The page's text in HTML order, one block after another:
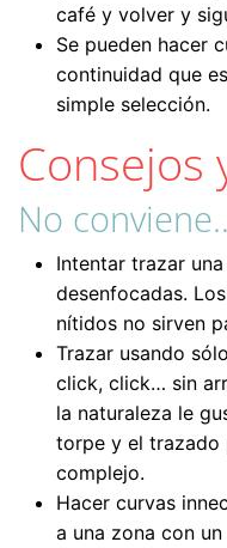
café y volver y
Se pueden hacer
continuidad que
simple selección.
Consejos
No
Intentar trazar
desenfocadas.
nítidos no sirven
Trazar usando
click, click… sin
la naturaleza le
torpe y el trazado
complejo.
Hacer curvas
a una zona con